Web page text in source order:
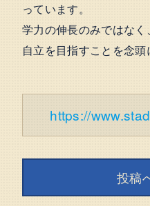
っています。
学力の伸長のみではな
自立を目指すことを念頭
https://
投稿